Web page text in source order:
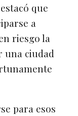
que
a
riesgo la
una ciudad
para esos